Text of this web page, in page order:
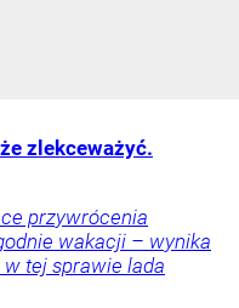
zlekceważyć.
przywrócenia
wakacji – wynika
w tej sprawie lada